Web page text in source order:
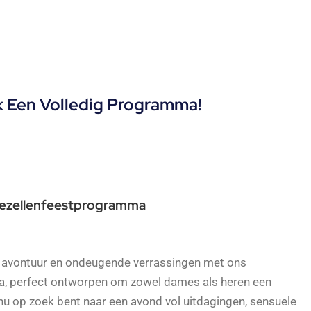
Volledig Programma!
en ondeugende verrassingen met ons
perfect ontworpen om zowel dames als heren een
op zoek bent naar een avond vol uitdagingen, sensuele